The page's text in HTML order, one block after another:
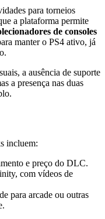
para torneios
a plataforma permite
de consoles
manter o PS4 ativo, já
a ausência de suporte
a presença nas duas
incluem:
e preço do DLC.
com vídeos de
para arcade ou outras